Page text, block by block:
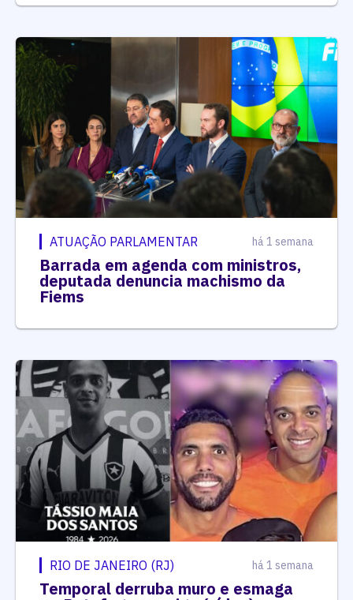
ATUAÇÃO PARLAMENTAR há 1 semana
Barrada em agenda com ministros,
deputada denuncia machismo da
Fiems
RIO DE JANEIRO (RJ) há 1 semana
Temporal derruba muro e esmaga